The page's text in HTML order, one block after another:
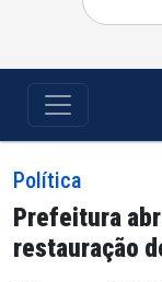
por:
Política
Prefeitura
restauração